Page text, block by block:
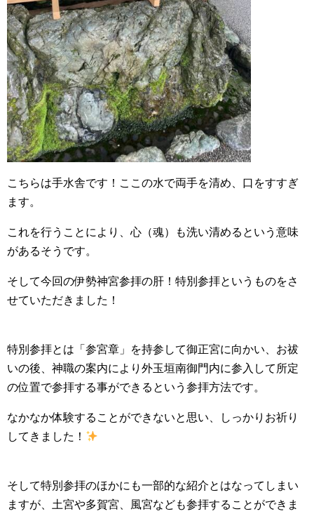
こちらは手水舎です！ここの水で両手を清め、口をすすぎ
ます。
これを行うことにより、心（魂）も洗い清めるという意味
があるそうです。
そして今回の伊勢神宮参拝の肝！特別参拝というものをさ
せていただきました！
特別参拝とは「参宮章」を持参して御正宮に向かい、お祓
いの後、神職の案内により外玉垣南御門内に参入して所定
の位置で参拝する事ができるという参拝方法です。
なかなか体験することができないと思い、しっかりお祈り
してきました！
そして特別参拝のほかにも一部的な紹介とはなってしまい
ますが、土宮や多賀宮、風宮なども参拝することができま